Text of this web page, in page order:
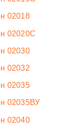
02018
02020С
02030
02032
02035
02035ВУ
02040